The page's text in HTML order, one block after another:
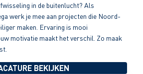
in de buitenlucht? Als
werk je mee aan projecten die Noord-
maken. Ervaring is mooi
motivatie maakt het verschil. Zo maak
BEKIJKEN